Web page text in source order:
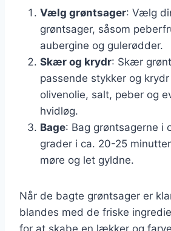
Vælg grøntsager: Vælg
grøntsager, såsom
aubergine og gulerødder.
Skær og krydr: Skær
passende stykker og
olivenolie, salt, peber og
hvidløg.
Bage: Bag grøntsagerne i
grader i ca. 20-25
møre og let gyldne.
Når de bagte grøntsager er
blandes med de friske
for at skabe en lækker og